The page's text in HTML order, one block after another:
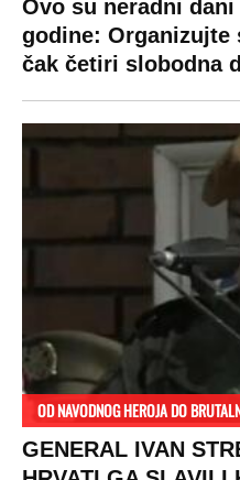
Ovo su neradni dani
godine: Organizujte
čak četiri slobodna
OD NAVODNOG HEROJA DO
GENERAL IVAN